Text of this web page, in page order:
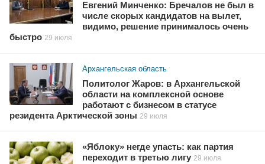
Евгений Минченко: Бречалов не был в
числе скорых кандидатов на вылет,
видимо, решение принималось очень
быстро 29 июля
Архангельская область
Политолог Жаров: в Архангельской
области на комплексной основе
работают с бизнесом в статусе
резидента Арктической зоны 29 июля
«Яблоку» негде упасть: как партия
переходит в третью лигу 29 июля